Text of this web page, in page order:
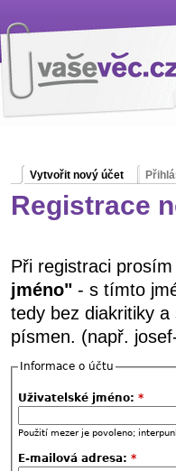
Vytvořit nový účet
Registrace
Při registraci
jméno" - s tímto
tedy bez diakritiky
písmen. (např.
Informace o účtu
Uživatelské jméno: *
Použití mezer je povoleno;
E-mailová adresa: *